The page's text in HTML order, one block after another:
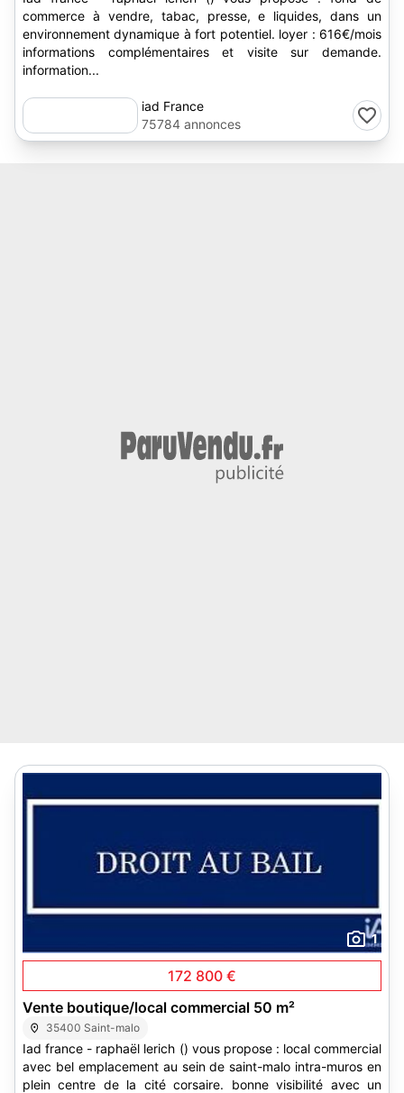
commerce à vendre, tabac, presse, e liquides, dans un
environnement dynamique à fort potentiel. loyer : 616€/mois
informations complémentaires et visite sur demande.
information...
iad France
75784 annonces
1
172 800 €
Vente boutique/local commercial 50 m²
35400 Saint-malo
Iad france - raphaël lerich () vous propose : local commercial
avec bel emplacement au sein de saint-malo intra-muros en
plein centre de la cité corsaire. bonne visibilité avec un